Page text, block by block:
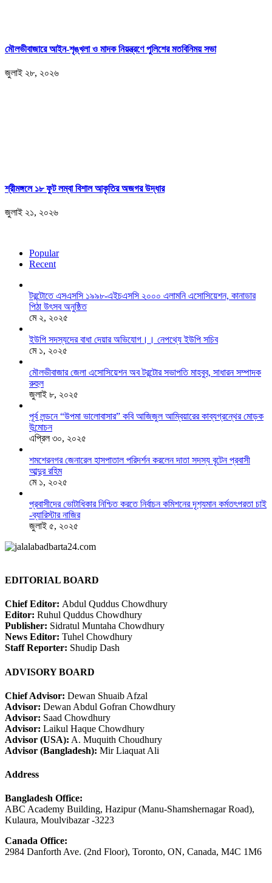
মৌলভীবাজারে আইন-শৃঙ্খলা ও মাদক নিয়ন্ত্রণে পুলিশের মতবিনিময় সভা
জুলাই ২৮, ২০২৬
শ্রীমঙ্গলে ১৮ ফুট লম্বা বিশাল আকৃতির অজগর উদ্ধার
জুলাই ২১, ২০২৬
Popular
Recent
টরন্টোতে এসএসসি ১৯৯৮-এইচএসসি ২০০০ এলামনি এসোসিয়েশন, কানাডার
পিঠা উৎসব অনুষ্ঠিত
মে ২, ২০২৫
ইউপি সদস্যদের বাধা দেয়ার অভিযোগ।। নেপথ্যে ইউপি সচিব
মে ১, ২০২৫
মৌলভীবাজার জেলা এসোসিয়েশন অব টরন্টোর সভাপতি মাহবুব, সাধারন সম্পাদক
রুহুল
জুলাই ৮, ২০২৫
পূর্ব লন্ডনে “উপমা ভালোবাসার” কবি আজিজুল আম্বিয়ারের কাব্যগ্রন্থের মোড়ক
উন্মোচন
এপ্রিল ৩০, ২০২৫
শমশেরনগর জেনারেল হাসপাতাল পরিদর্শন করলেন দাতা সদস্য বৃটেন প্রবাসী
আব্দুর রহিম
মে ১, ২০২৫
প্রবাসীদের ভোটাধিকার নিশ্চিত করতে নির্বাচন কমিশনের দৃশ‍্যমান কর্মতৎপরতা চাই
-ব্যারিস্টার নাজির
জুলাই ৫, ২০২৫
EDITORIAL BOARD
Chief Editor: Abdul Quddus Chowdhury
Editor: Ruhul Quddus Chowdhury
Publisher: Sidratul Muntaha Chowdhury
News Editor: Tuhel Chowdhury
Staff Reporter: Shudip Dash
ADVISORY BOARD
Chief Advisor: Dewan Shuaib Afzal
Advisor: Dewan Abdul Gofran Chowdhury
Advisor: Saad Chowdhury
Advisor: Laikul Haque Chowdhury
Advisor (USA): A. Muquith Choudhury
Advisor (Bangladesh): Mir Liaquat Ali
Address
Bangladesh Office:
ABC Academy Building, Hazipur (Manu-Shamshernagar Road),
Kulaura, Moulvibazar -3223
Canada Office:
2984 Danforth Ave. (2nd Floor), Toronto, ON, Canada, M4C 1M6